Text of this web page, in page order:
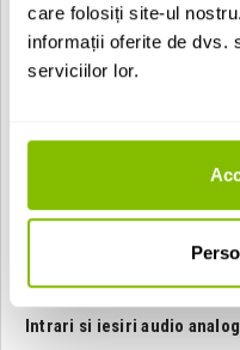
care folosiți site-ul
informații oferite de dvs.
serviciilor lor.
Suport media de
microSD/microSDHC/
Rezolutie: 16-bit / 24-
MP3 Frecventa de
Bit rate: 32/64/96/128/
Numar de canale:
Canale de intrare: 2
Track-uri de
Intrari si iesiri audio